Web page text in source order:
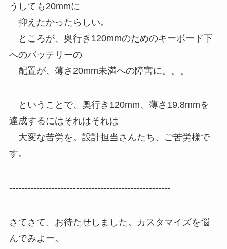
うしても20mmに
抑えたかったらしい。
ところが、奥行き120mmのためのキーボード下
へのバッテリーの
配置が、薄さ20mm未満への障害に。。。
ということで、奥行き120mm、薄さ19.8mmを
達成するにはそれはそれは
大変な苦労を。設計担当さんたち、ご苦労様で
す。
-----------------------------------------------------
さてさて、お待たせしました。カスタマイズを悩
んでみよー。